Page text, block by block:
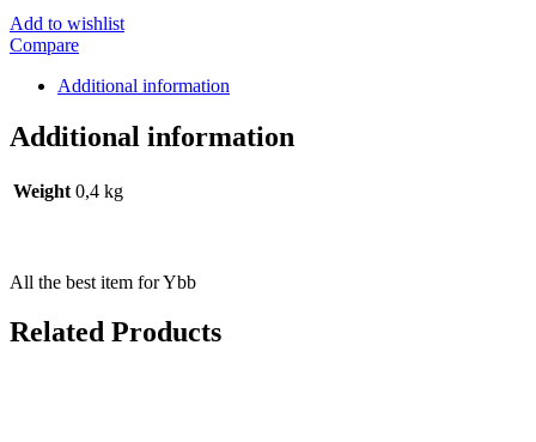
Add to wishlist
Compare
Additional information
Additional information
Weight 0,4 kg
All the best item for Ybb
Related Products